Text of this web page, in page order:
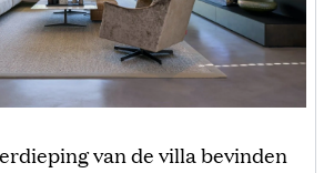
van de villa bevinden